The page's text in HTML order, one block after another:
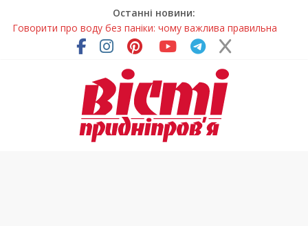
Останні новини:
Говорити про воду без паніки: чому важлива правильна
Лікар – на екрані: Як працюють телемедичні центри на
У Дніпрі триває масштабна підготовка до опалювального
Пошуки тривають: на Дніпропетровщині досліджують місце
розташування легендарного монастиря (Фото)